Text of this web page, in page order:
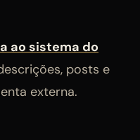
ao sistema do
posts e
externa.